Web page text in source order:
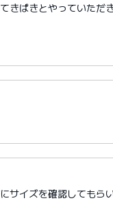
きぱきとやっていただ
サイズを確認してもら